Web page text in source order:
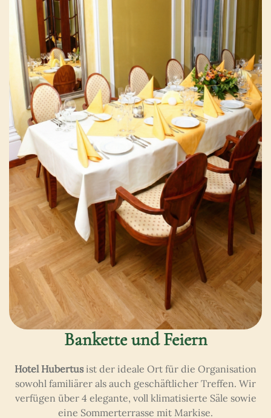
Bankette und Feiern
Hotel Hubertusist der ideale Ort für die Organisation
sowohl familiärer als auch geschäftlicher Treffen. Wir
verfügen über 4 elegante, voll klimatisierte Säle sowie
eine Sommerterrasse mit Markise.